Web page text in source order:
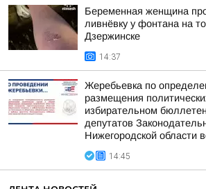
Беременная женщина
ливнёвку у фонтана на
Дзержинске
14:37
Жеребьевка по
размещения
избирательном
депутатов
Нижегородской области
14:45